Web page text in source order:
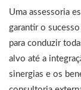
Uma assessoria
garantir o
para conduzir
alvo até a
sinergias e os